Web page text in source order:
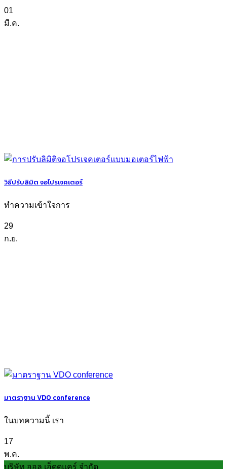
01
มี.ค.
วิธีปรับลิมิต จอโปรเจคเตอร์
ทำความเข้าใจการ
29
ก.ย.
มาตราฐาน VDO conference
ในบทความนี้ เรา
17
พ.ค.
บริษัท ออล เอ็ดดูแคร์ จำกัด